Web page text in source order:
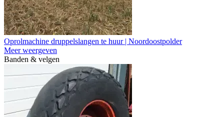
Oprolmachine druppelslangen te huur | Noordoostpolder
Meer weergeven
Banden & velgen